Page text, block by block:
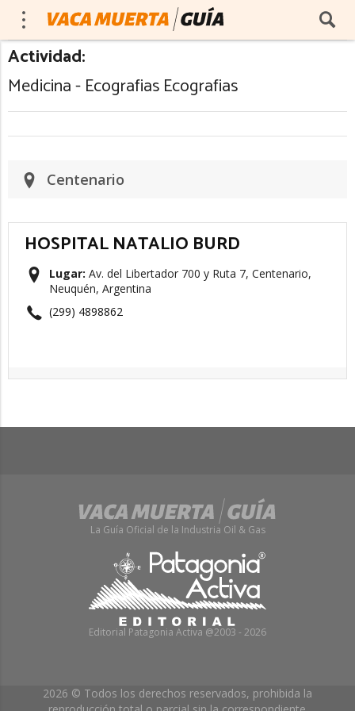
Actividad:
Medicina - Ecografias Ecografias
Centenario
HOSPITAL NATALIO BURD
Lugar: Av. del Libertador 700 y Ruta 7, Centenario,
Neuquén, Argentina
(299) 4898862
La Guía Oficial de la Industria Oil & Gas
Editorial Patagonia Activa @2003 - 2026
2026 © Todos los derechos reservados, prohibida la